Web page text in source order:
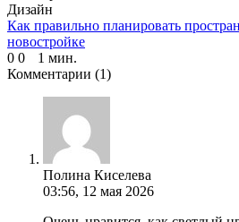
Дизайн
Как правильно планировать
новостройке
0 0
1 мин.
Комментарии (1)
Полина Киселева
03:56, 12 мая 2026